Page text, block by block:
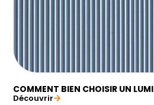
COMMENT BIEN CHOISIR UN
Découvrir